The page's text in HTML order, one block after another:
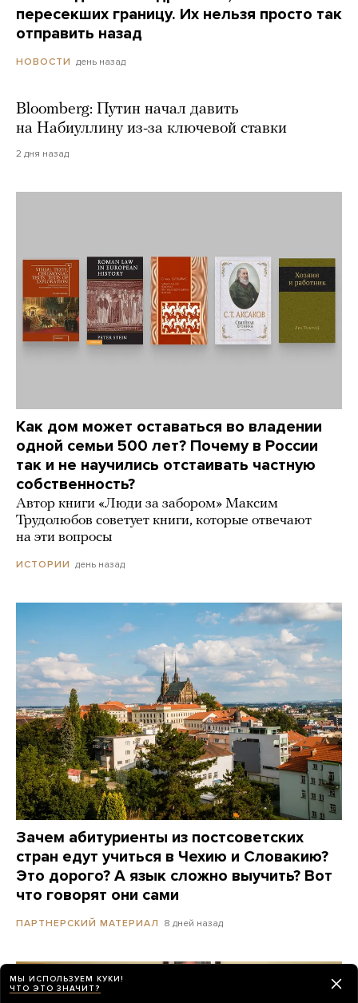
пересекших границу. Их нельзя просто так
отправить назад
НОВОСТИ день назад
Bloomberg: Путин начал давить
на Набиуллину из-за ключевой ставки
2 дня назад
Как дом может оставаться во владении
одной семьи 500 лет? Почему в России
так и не научились отстаивать частную
собственность?
Автор книги «Люди за забором» Максим
Трудолюбов советует книги, которые отвечают
на эти вопросы
ИСТОРИИ день назад
Зачем абитуриенты из постсоветских
стран едут учиться в Чехию и Словакию?
Это дорого? А язык сложно выучить? Вот
что говорят они сами
ПАРТНЕРСКИЙ МАТЕРИАЛ 8 дней назад
МЫ ИСПОЛЬЗУЕМ КУКИ!
ЧТО ЭТО ЗНАЧИТ?